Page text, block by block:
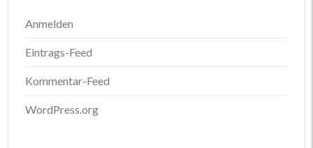
Anmelden
Eintrags-Feed
Kommentar-Feed
WordPress.org